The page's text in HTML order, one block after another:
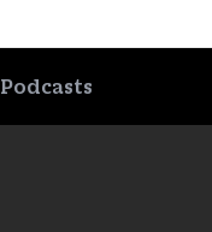
Podcasts